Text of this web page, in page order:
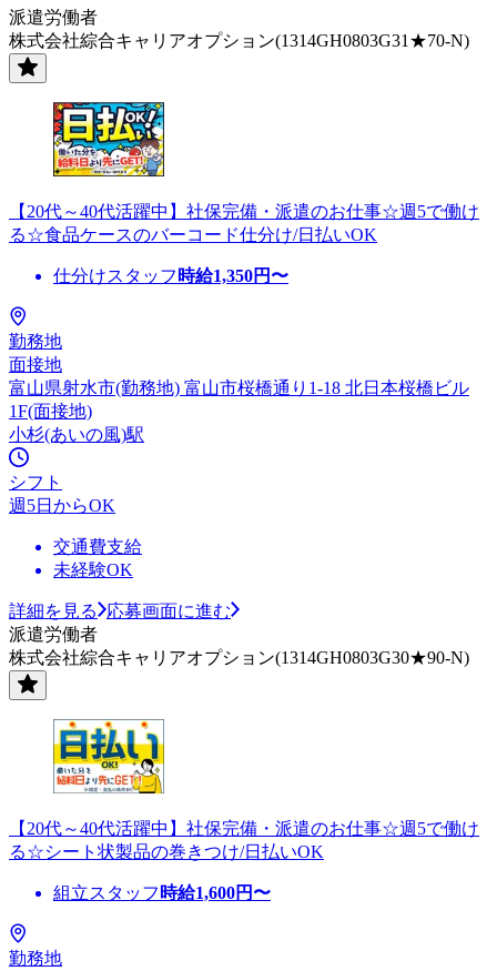
派遣労働者
株式会社綜合キャリアオプション(1314GH0803G31★70-N)
【20代～40代活躍中】社保完備・派遣のお仕事☆週5で働け
る☆食品ケースのバーコード仕分け/日払いOK
仕分けスタッフ 時給1,350円〜
勤務地
面接地
富山県射水市(勤務地) 富山市桜橋通り1-18 北日本桜橋ビル
1F(面接地)
小杉(あいの風)駅
シフト
週5日からOK
交通費支給
未経験OK
詳細を見る
応募画面に進む
派遣労働者
株式会社綜合キャリアオプション(1314GH0803G30★90-N)
【20代～40代活躍中】社保完備・派遣のお仕事☆週5で働け
る☆シート状製品の巻きつけ/日払いOK
組立スタッフ 時給1,600円〜
勤務地